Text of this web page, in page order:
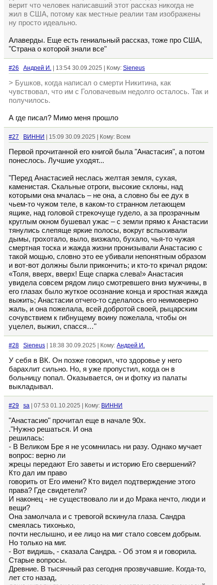
верит что человек написавший этот рассказ никогда не
жил в США, потому как местные реалии там изображены
ну просто идеально.
Алаверды. Еще есть гениальный рассказ, тоже про США,
"Страна о которой знали все"
#26 Андрей И. | 13:54 30.09.2025 | Кому: Sieneus
> Бушков, когда написал о смерти Никитина, как
чувствовал, что им с Головачевым недолго осталось. Так и
получилось.
А где писал? Мимо меня прошло
#27 ВИННИ | 15:09 30.09.2025 | Кому: Всем
Первой прочитанной его книгой была "Анастасия", а потом
понеслось. Лучшие уходят...
"Перед Анастасией неслась желтая земля, сухая,
каменистая. Скальные отроги, высокие склоны, над
которыми она мчалась – не она, а словно бы ее дух в
чьем-то чужом теле, в каком-то странном летающем
ящике, над головой стрекочуще гудело, а за прозрачным
круглым окном бушевал ужас – с земли прямо к Анастасии
тянулись слепяще яркие полосы, вокруг вспыхивали
дымы, грохотало, выло, визжало, бухало, чья-то чужая
смертная тоска и жажда жизни пронизывали Анастасию с
такой мощью, словно это ее убивали непонятным образом
и вот-вот должны были прикончить; и кто-то кричал рядом:
«Толя, вверх, вверх! Еще спарка слева!» Анастасия
увидела совсем рядом лицо смотревшего вниз мужчины, в
его глазах было жуткое осознание конца и яростная жажда
выжить; Анастасии отчего-то сделалось его неимоверно
жаль, и она пожелала, всей добротой своей, рыцарским
сочувствием к гибнущему воину пожелала, чтобы он
уцелел, выжил, спасся…"
#28 Sieneus | 18:38 30.09.2025 | Кому: Андрей И.
У себя в ВК. Он позже говорил, что здоровье у него
барахлит сильно. Но, я уже пропустил, когда он в
больницу попал. Оказывается, он и фотку из палаты
выкладывал.
#29 sa | 07:53 01.10.2025 | Кому: ВИННИ
"Анастасию" прочитал еще в начале 90х.
."Нужно решаться. И она
решилась:
- В Великом Бре я не усомнилась ни разу. Однако мучает
вопрос: верно ли
жрецы передают Его заветы и историю Его свершений?
Кто дал им право
говорить от Его имени? Кто видел подтверждение этого
права? Где свидетели?
И наконец - не существовало ли и до Мрака нечто, люди и
вещи?
Она замолчала и с тревогой вскинула глаза. Сандра
смеялась тихонько,
почти неслышно, и ее лицо на миг стало совсем добрым.
Но только на миг.
- Вот видишь, - сказала Сандра. - Об этом я и говорила.
Старые вопросы.
Древние. В тысячный раз сегодня прозвучавшие. Когда-то,
лет сто назад,